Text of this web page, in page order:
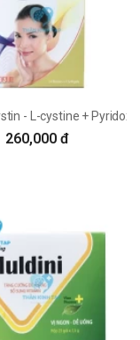
- L-cystine +
260,000 đ